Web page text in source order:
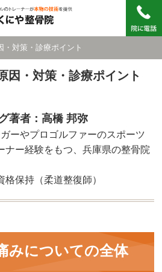
対策・診療ポイント
因・対策・診療ポイント
著者：高橋 邦弥
ーやプロゴルファーのスポーツ
ナー経験をもつ、兵庫県の整骨院
格保持（柔道整復師）
みについての全体